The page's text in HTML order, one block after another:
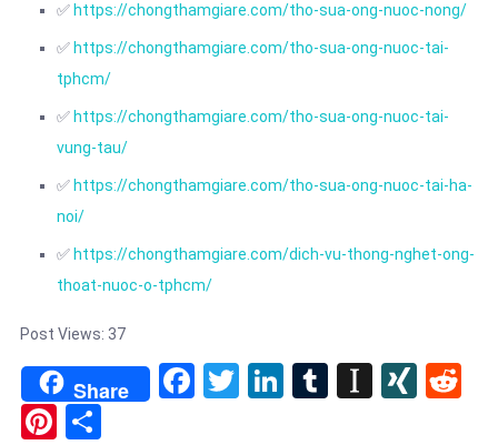
✅ https://chongthamgiare.com/tho-sua-ong-nuoc-nong/
✅ https://chongthamgiare.com/tho-sua-ong-nuoc-tai-
tphcm/
✅ https://chongthamgiare.com/tho-sua-ong-nuoc-tai-
vung-tau/
✅ https://chongthamgiare.com/tho-sua-ong-nuoc-tai-ha-
noi/
✅ https://chongthamgiare.com/dich-vu-thong-nghet-ong-
thoat-nuoc-o-tphcm/
Post Views: 37
Share Facebook
TwitterLinkedIn
Tumblr
Pinterest